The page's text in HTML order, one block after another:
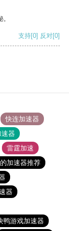
支持[0] 反对[0]
快连加速器
器
雷霆加速
加速器推荐
器
鸭游戏加速器